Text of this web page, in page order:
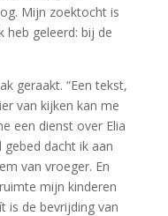
Mijn zoektocht is
heb geleerd: bij de
geraakt. “Een tekst,
van kijken kan me
een dienst over Elia
dacht ik aan
van vroeger. En
mijn kinderen
is de bevrijding van